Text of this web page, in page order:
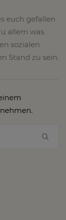
euch gefallen
allem was
sozialen
Stand zu sein.